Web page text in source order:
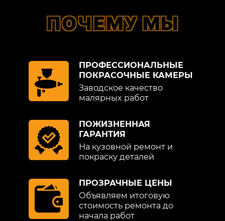
ПОЧЕМУ МЫ
ПРОФЕССИОНАЛЬНЫЕ
ПОКРАСОЧНЫЕ КАМЕРЫ
Заводское качество
малярных работ
ПОЖИЗНЕННАЯ
ГАРАНТИЯ
На кузовной ремонт и
покраску деталей
ПРОЗРАЧНЫЕ ЦЕНЫ
Объявляем итоговую
стоимость ремонта до
начала работ